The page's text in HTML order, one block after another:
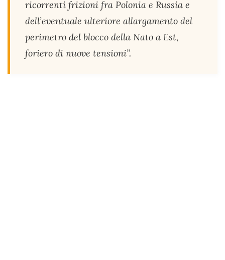
ricorrenti frizioni fra Polonia e Russia e
dell’eventuale ulteriore allargamento del
perimetro del blocco della Nato a Est,
foriero di nuove tensioni”.